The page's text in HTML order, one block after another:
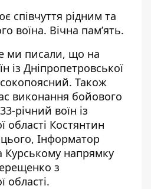
співчуття рідним та
воїна. Вічна пам’ять.
ми писали, що на
із Дніпропетровської
. Також
виконання бойового
річний воїн із
області Костянтин
Інформатор
Курському напрямку
з
області.